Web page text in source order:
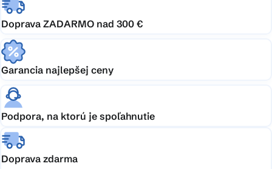
Doprava ZADARMO nad 300 €
Garancia najlepšej ceny
Podpora, na ktorú je spoľahnutie
Doprava zdarma